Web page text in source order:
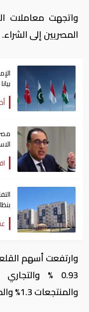
واتجهت معاملات
المصريين إلى الشراء.
والمنتجعات 1.3% والمصرية للاتصالات 0.8%.